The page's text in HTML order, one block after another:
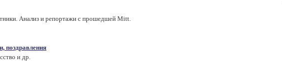
Анализ и репортажи с прошедшей Mitt.
поздравления
и др.